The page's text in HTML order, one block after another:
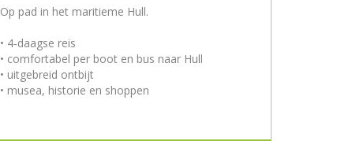
Op pad in het maritieme Hull.
• 4-daagse reis
• comfortabel per boot en bus naar Hull
• uitgebreid ontbijt
• musea, historie en shoppen